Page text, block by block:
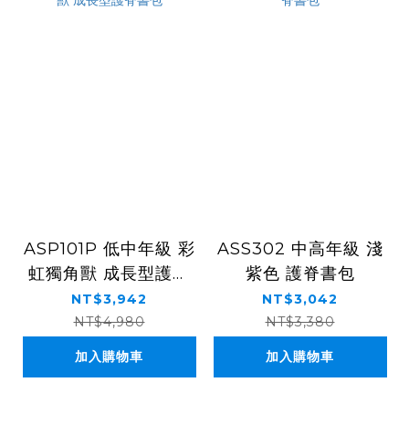
ASP101P 低中年級 彩
虹獨角獸 成長型護脊
書包
NT$3,942
NT$4,980
加入購物車
ASS302 中高年級 淺
紫色 護脊書包
NT$3,042
NT$3,380
加入購物車